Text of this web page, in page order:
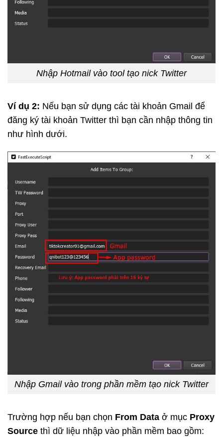
Nhập Hotmail vào tool tạo nick Twitter
Ví dụ 2: Nếu bạn sử dụng các tài khoản Gmail để
đăng ký tài khoản Twitter thì bạn cần nhập thông tin
như hình dưới.
Nhập Gmail vào trong phần mềm tạo nick Twitter
Trường hợp nếu bạn chọn From Data ở mục Proxy
Source thì dữ liệu nhập vào phần mềm bao gồm: